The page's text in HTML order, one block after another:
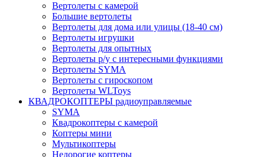
Вертолеты с камерой
Большие вертолеты
Вертолеты для дома или улицы (18-40 см)
Вертолеты игрушки
Вертолеты для опытных
Вертолеты р/у с интересными функциями
Вертолеты SYMA
Вертолеты с гироскопом
Вертолеты WLToys
КВАДРОКОПТЕРЫ радиоуправляемые
SYMA
Квадрокоптеры с камерой
Коптеры мини
Мультикоптеры
Недорогие коптеры